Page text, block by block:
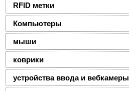
RFID метки
Компьютеры
мыши
коврики
устройства ввода и вебкамеры